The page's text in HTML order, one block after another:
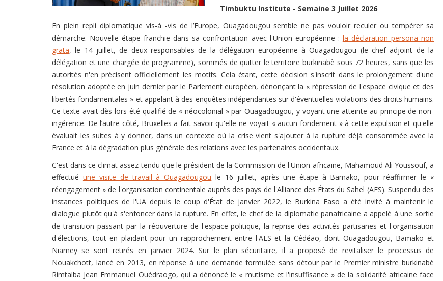
Timbuktu Institute - Semaine 3 Juillet 2026
En plein repli diplomatique vis-à -vis de l’Europe, Ouagadougou semble ne pas vouloir reculer ou tempérer sa
démarche. Nouvelle étape franchie dans sa confrontation avec l'Union européenne : la déclaration persona non
grata, le 14 juillet, de deux responsables de la délégation européenne à Ouagadougou (le chef adjoint de la
délégation et une chargée de programme), sommés de quitter le territoire burkinabè sous 72 heures, sans que les
autorités n'en précisent officiellement les motifs. Cela étant, cette décision s'inscrit dans le prolongement d'une
résolution adoptée en juin dernier par le Parlement européen, dénonçant la « répression de l'espace civique et des
libertés fondamentales » et appelant à des enquêtes indépendantes sur d'éventuelles violations des droits humains.
Ce texte avait dès lors été qualifié de « néocolonial » par Ouagadougou, y voyant une atteinte au principe de non-
ingérence. De l’autre côté, Bruxelles a fait savoir qu'elle ne voyait « aucun fondement » à cette expulsion et qu'elle
évaluait les suites à y donner, dans un contexte où la crise vient s'ajouter à la rupture déjà consommée avec la
France et à la dégradation plus générale des relations avec les partenaires occidentaux.
C'est dans ce climat assez tendu que le président de la Commission de l'Union africaine, Mahamoud Ali Youssouf, a
effectué une visite de travail à Ouagadougou le 16 juillet, après une étape à Bamako, pour réaffirmer le «
réengagement » de l'organisation continentale auprès des pays de l'Alliance des États du Sahel (AES). Suspendu des
instances politiques de l'UA depuis le coup d'État de janvier 2022, le Burkina Faso a été invité à maintenir le
dialogue plutôt qu'à s'enfoncer dans la rupture. En effet, le chef de la diplomatie panafricaine a appelé à une sortie
de transition passant par la réouverture de l'espace politique, la reprise des activités partisanes et l'organisation
d'élections, tout en plaidant pour un rapprochement entre l'AES et la Cédéao, dont Ouagadougou, Bamako et
Niamey se sont retirés en janvier 2024. Sur le plan sécuritaire, il a proposé de revitaliser le processus de
Nouakchott, lancé en 2013, en réponse à une demande formulée sans détour par le Premier ministre burkinabè
Rimtalba Jean Emmanuel Ouédraogo, qui a dénoncé le « mutisme et l'insuffisance » de la solidarité africaine face